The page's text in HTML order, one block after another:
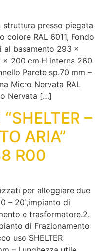
struttura presso piegata
colore RAL 6011, Fondo
al basamento 293 x
x 200 cm.H interna 260
Parete sp.70 mm –
Micro Nervata RAL
Nervata […]
–
ARIA”
R00
per alloggiare due
– 20′,impianto di
e trasformatore.2.
di Frazionamento
uso SHELTER